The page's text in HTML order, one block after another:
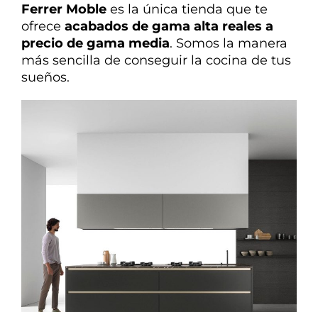
Ferrer Moble es la única tienda que te
ofrece acabados de gama alta reales a
precio de gama media. Somos la manera
más sencilla de conseguir la cocina de tus
sueños.